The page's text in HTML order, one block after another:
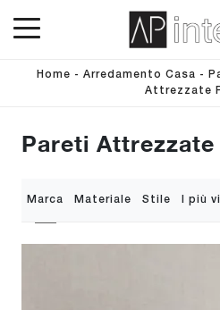
Home - Arredamento Casa -
Attrezzate
Pareti Attrezzate
Marca Materiale Stile I più